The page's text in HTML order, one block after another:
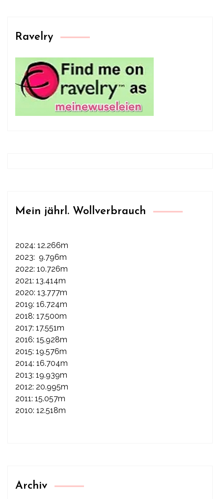
Ravelry
Mein jährl. Wollverbrauch
2024: 12.266m
2023: 9.796m
2022: 10.726m
2021: 13.414m
2020: 13.777m
2019: 16.724m
2018: 17.500m
2017: 17.551m
2016: 15.928m
2015: 19.576m
2014: 16.704m
2013: 19.939m
2012: 20.995m
2011: 15.057m
2010: 12.518m
Archiv